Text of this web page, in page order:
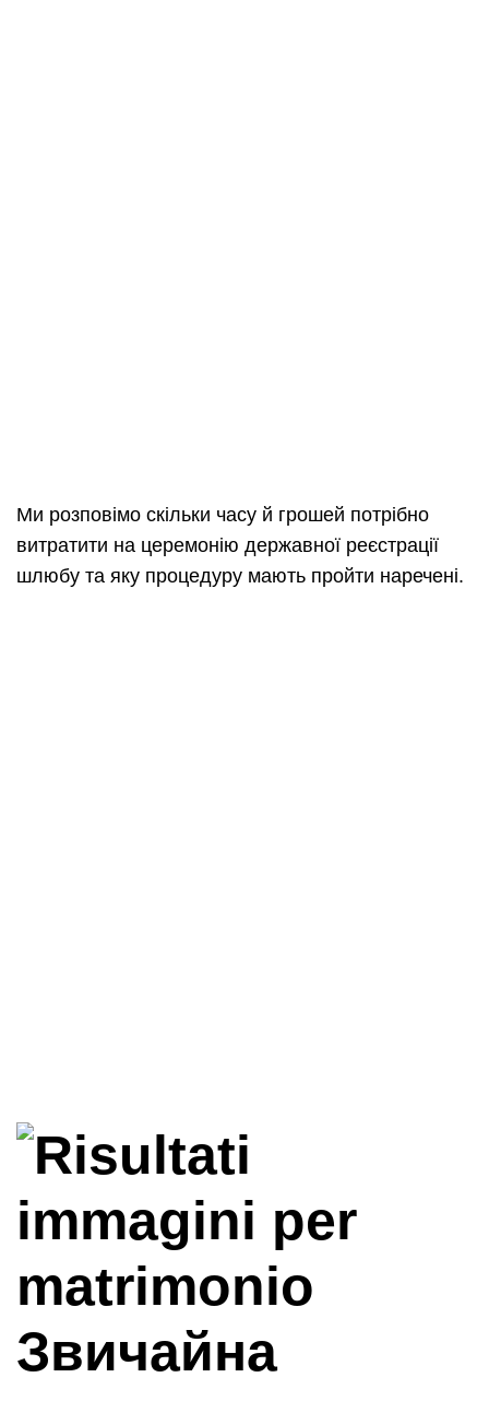
Ми розповімо скільки часу й грошей потрібно
витратити на церемонію державної реєстрації
шлюбу та яку процедуру мають пройти наречені.
Звичайна